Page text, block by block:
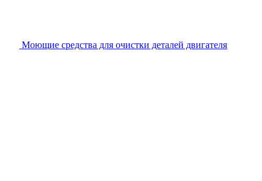
Моющие средства для очистки деталей двигателя